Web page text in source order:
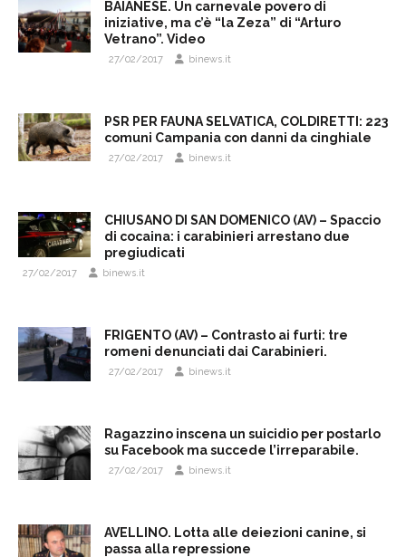
BAIANESE. Un carnevale povero di
iniziative, ma c’è “la Zeza” di “Arturo
Vetrano”. Video
27/02/2017 binews.it
PSR PER FAUNA SELVATICA, COLDIRETTI: 223
comuni Campania con danni da cinghiale
27/02/2017 binews.it
CHIUSANO DI SAN DOMENICO (AV) – Spaccio
di cocaina: i carabinieri arrestano due
pregiudicati
27/02/2017 binews.it
FRIGENTO (AV) – Contrasto ai furti: tre
romeni denunciati dai Carabinieri.
27/02/2017 binews.it
Ragazzino inscena un suicidio per postarlo
su Facebook ma succede l’irreparabile.
27/02/2017 binews.it
AVELLINO. Lotta alle deiezioni canine, si
passa alla repressione